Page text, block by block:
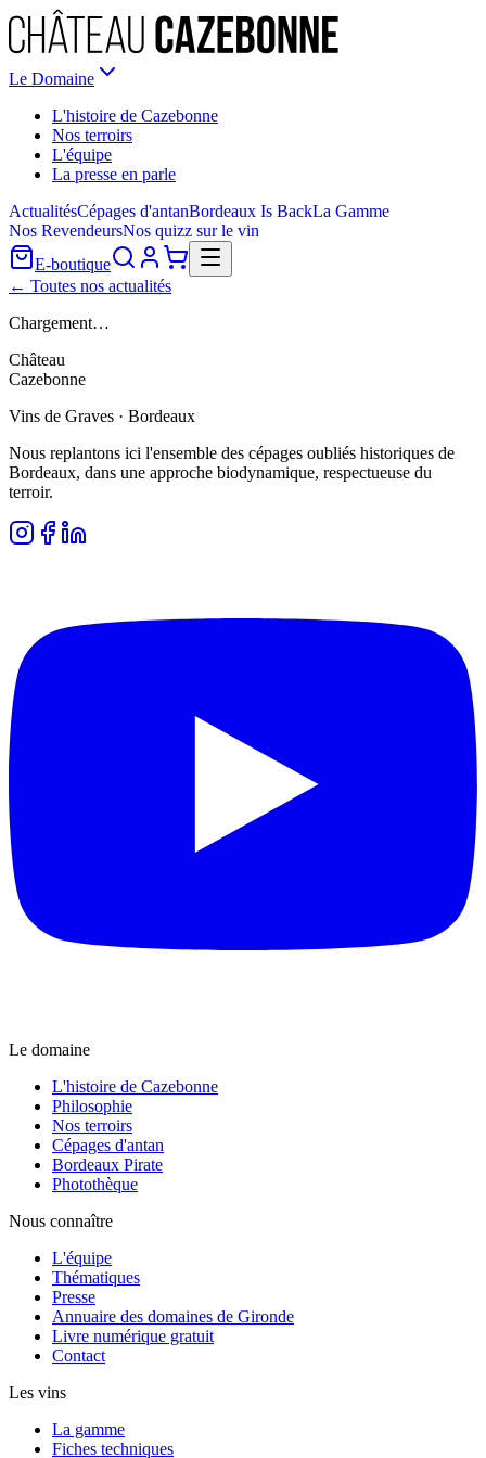
Le Domaine
L'histoire de Cazebonne
Nos terroirs
L'équipe
La presse en parle
ActualitésCépages d'antanBordeaux Is BackLa Gamme
Nos RevendeursNos quizz sur le vin
E-boutique
← Toutes nos actualités
Chargement…
Château
Cazebonne
Vins de Graves · Bordeaux
Nous replantons ici l'ensemble des cépages oubliés historiques de
Bordeaux, dans une approche biodynamique, respectueuse du
terroir.
Le domaine
L'histoire de Cazebonne
Philosophie
Nos terroirs
Cépages d'antan
Bordeaux Pirate
Photothèque
Nous connaître
L'équipe
Thématiques
Presse
Annuaire des domaines de Gironde
Livre numérique gratuit
Contact
Les vins
La gamme
Fiches techniques